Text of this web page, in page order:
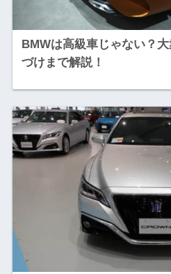
BMWは高級車じゃない？
づけまで解説！